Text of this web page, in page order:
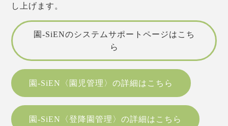
し上げます。
園-SiENのシステムサポートページはこち
ら
園-SiEN〈園児管理〉の詳細はこちら
園-SiEN〈登降園管理〉の詳細はこちら